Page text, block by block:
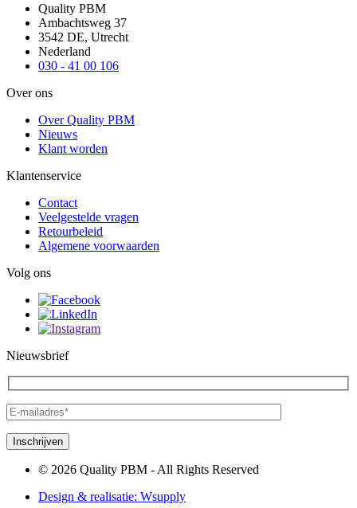
Quality PBM
Ambachtsweg 37
3542 DE, Utrecht
Nederland
030 - 41 00 106
Over ons
Over Quality PBM
Nieuws
Klant worden
Klantenservice
Contact
Veelgestelde vragen
Retourbeleid
Algemene voorwaarden
Volg ons
Nieuwsbrief
© 2026 Quality PBM - All Rights Reserved
Design & realisatie: Wsupply